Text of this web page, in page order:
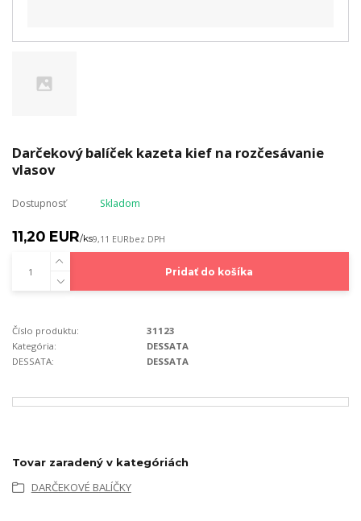
Darčekový balíček kazeta kief na rozčesávanie
vlasov
Dostupnosť Skladom
11,20 EUR/ks9,11 EURbez DPH
Pridať do košíka
Číslo produktu:
31123
Kategória:
DESSATA
DESSATA:
DESSATA
Tovar zaradený v kategóriách
DARČEKOVÉ BALÍČKY